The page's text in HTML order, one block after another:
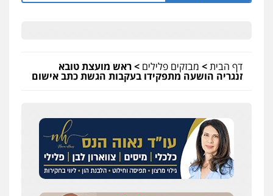
דף הבית> מבזקים פלילים >ראש מועצת טובא
זנגריה הושעה מתפקידו בעקבות הגשת כתב אישום